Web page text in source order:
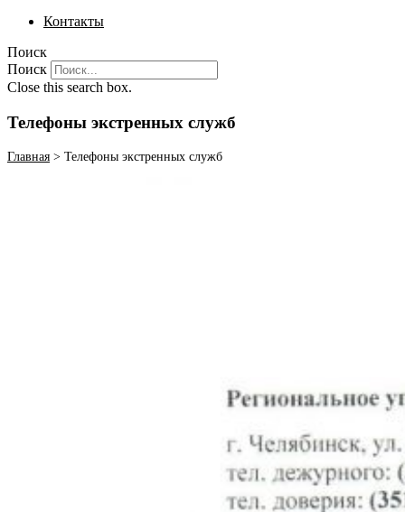
Контакты
Поиск
Поиск
Close this search box.
Телефоны экстренных служб
Главная > Телефоны экстренных служб